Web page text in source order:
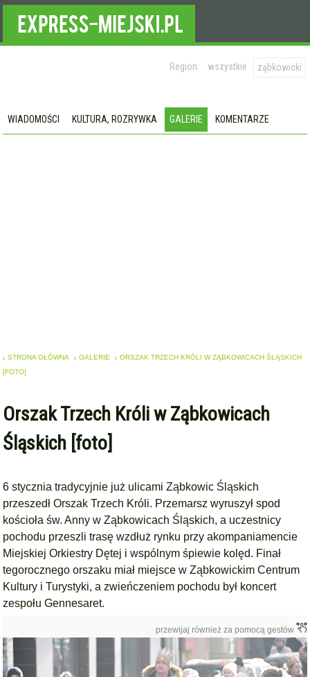
Region: wszystkie ząbkowicki
WIADOMOŚCI KULTURA, ROZRYWKA GALERIE KOMENTARZE
STRONA GŁÓWNA GALERIE
ORSZAK TRZECH KRÓLI W ZĄBKOWICACH ŚLĄSKICH
[FOTO]
Orszak Trzech Króli w Ząbkowicach
Śląskich [foto]
6 stycznia tradycyjnie już ulicami Ząbkowic Śląskich
przeszedł Orszak Trzech Króli. Przemarsz wyruszył spod
kościoła św. Anny w Ząbkowicach Śląskich, a uczestnicy
pochodu przeszli trasę wzdłuż rynku przy akompaniamencie
Miejskiej Orkiestry Dętej i wspólnym śpiewie kolęd. Finał
tegorocznego orszaku miał miejsce w Ząbkowickim Centrum
Kultury i Turystyki, a zwieńczeniem pochodu był koncert
zespołu Gennesaret.
przewijaj również za pomocą gestów